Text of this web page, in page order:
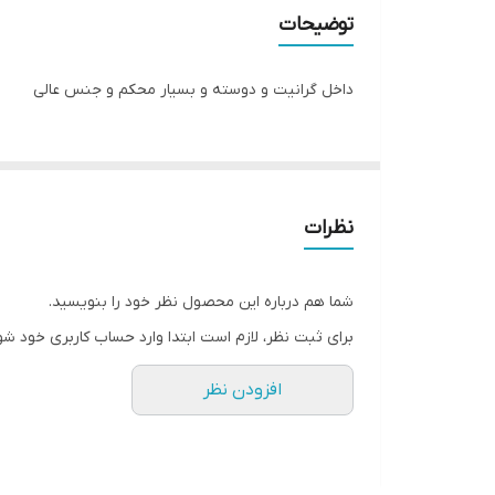
توضیحات
داخل گرانيت و دوسته و بسیار محکم و جنس عالی
نظرات
شما هم درباره این محصول نظر خود را بنویسید.
برای ثبت نظر، لازم است ابتدا وارد حساب کاربری خود
افزودن نظر